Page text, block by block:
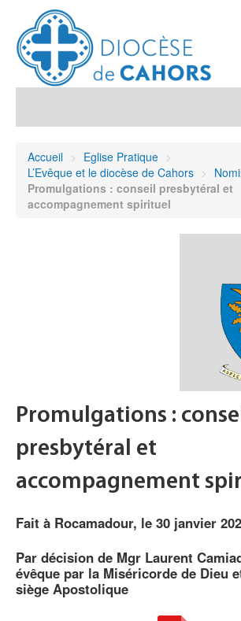
Démarches et sacrements
Accueil > Eglise Pratique >
L’Evêque et le diocèse de Cahors >
Promulgations : conseil presbytéral et
accompagnement spirituel
Promulgations :
presbytéral et
accompagnement
Fait à Rocamadour, le 30 janvier
Par décision de Mgr Laurent
évêque par la Miséricorde de Dieu
siège Apostolique